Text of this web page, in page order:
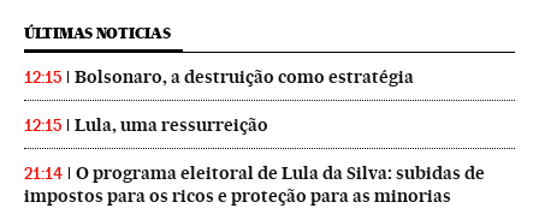
ÚLTIMAS NOTICIAS
12:15 Bolsonaro, a destruição como estratégia
12:15 Lula, uma ressurreição
21:14
O programa eleitoral de Lula da Silva: subidas de
impostos para os ricos e proteção para as minorias